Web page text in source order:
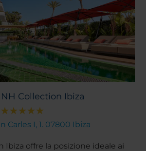
NH Collection Ibiza
Carles I, 1. 07800 Ibiza
Ibiza offre la posizione ideale ai